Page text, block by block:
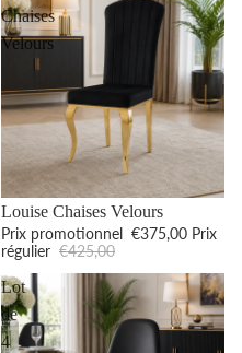
Chaises
Velours
Promotion
Louise Chaises Velours
Prix promotionnel €375,00 Prix
régulier €425,00
Lot
de
4